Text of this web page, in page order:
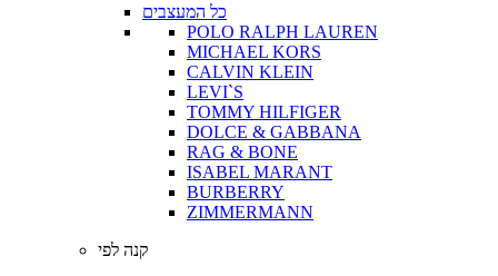
כל המעצבים
POLO RALPH LAUREN
MICHAEL KORS
CALVIN KLEIN
LEVI`S
TOMMY HILFIGER
DOLCE & GABBANA
RAG & BONE
ISABEL MARANT
BURBERRY
ZIMMERMANN
קנה לפי